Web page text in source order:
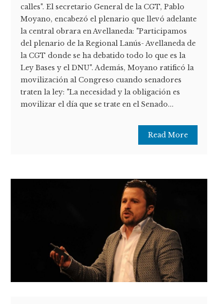
calles". El secretario General de la CGT, Pablo
Moyano, encabezó el plenario que llevó adelante
la central obrara en Avellaneda: "Participamos
del plenario de la Regional Lanús- Avellaneda de
la CGT donde se ha debatido todo lo que es la
Ley Bases y el DNU". Además, Moyano ratificó la
movilización al Congreso cuando senadores
traten la ley: "La necesidad y la obligación es
movilizar el día que se trate en el Senado...
Read More